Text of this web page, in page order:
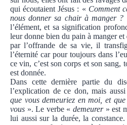
qui écoutaient Jésus : « Comment
nous donner sa chair à manger ?
l’élément, et sa signification
leur donne bien du pain à manger
par l’offrande de sa vie, il
l’éternité car pour toujours dans
ce vin, c’est son corps et son sang,
est donnée.
Dans cette dernière partie du
l’explication de ce don, mais
que vous demeuriez en moi, et
vous ». Le verbe «demeurer» est
lui aussi sur la durée, la constance.